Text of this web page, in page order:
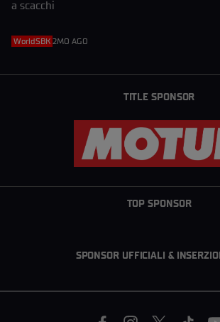
a scacchi
WorldSBK 2MO AGO
TITLE SPONSOR
TOP SPONSOR
SPONSOR UFFICIALI &